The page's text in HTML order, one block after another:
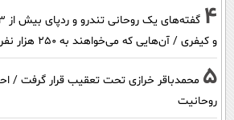
4
و کیفری / آن‌هایی که می‌خواهند به ۲۵۰ هزار نفر بپیوندند بدانند ...
5 محمدباقر خرازی تحت تعقیب قرار گرفت /
روحانیت